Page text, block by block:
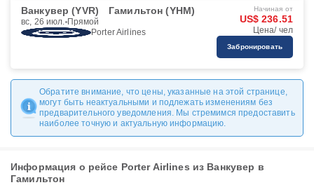
Ванкувер (YVR) Гамильтон (YHM)
вс, 26 июл. Прямой
Porter Airlines
Начиная от
US$ 236.51
Цена/ чел
Забронировать
Обратите внимание, что цены, указанные на этой странице,
могут быть неактуальными и подлежать изменениям без
предварительного уведомления. Мы стремимся предоставить
наиболее точную и актуальную информацию.
Информация о рейсе Porter Airlines из Ванкувер в
Гамильтон